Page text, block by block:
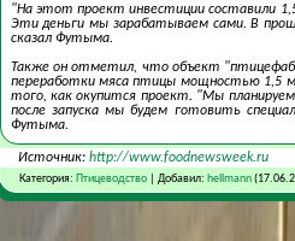
"На этот проект инвестиции составили
Эти деньги мы зарабатываем сами. В
сказал Футыма.
Также он отметил, что объект
переработки мяса птицы мощностью 1,5
того, как окупится проект. "Мы
после запуска мы будем готовить
Футыма.
Источник: http://www.foodnewsweek.ru
Категория: Птицеводство| Добавил: hellmann